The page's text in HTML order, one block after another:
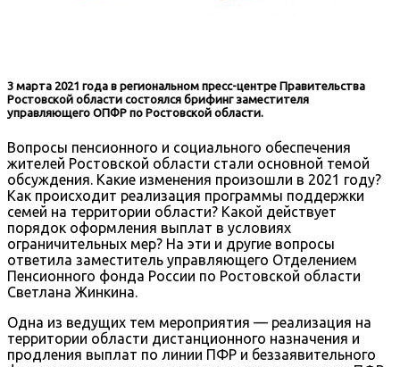
3 марта 2021 года в региональном пресс-центре Правительства
Ростовской области состоялся брифинг заместителя
управляющего ОПФР по Ростовской области.
Вопросы пенсионного и социального обеспечения
жителей Ростовской области стали основной темой
обсуждения. Какие изменения произошли в 2021 году?
Как происходит реализация программы поддержки
семей на территории области? Какой действует
порядок оформления выплат в условиях
ограничительных мер? На эти и другие вопросы
ответила заместитель управляющего Отделением
Пенсионного фонда России по Ростовской области
Светлана Жинкина.
Одна из ведущих тем мероприятия — реализация на
территории области дистанционного назначения и
продления выплат по линии ПФР и беззаявительного